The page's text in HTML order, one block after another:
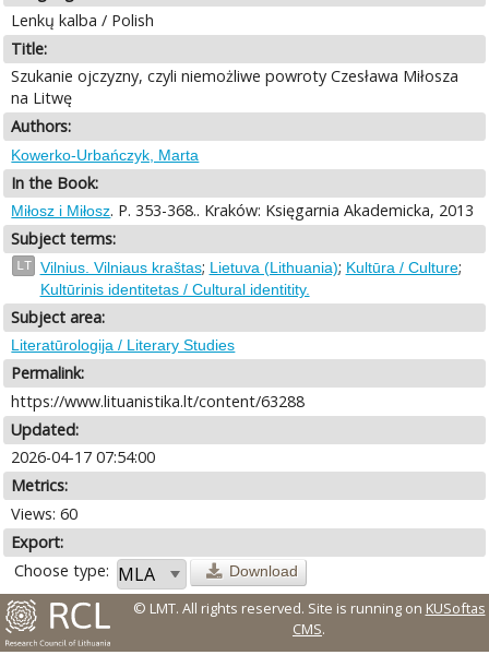
Lenkų kalba / Polish
Title:
Szukanie ojczyzny, czyli niemożliwe powroty Czesława Miłosza
na Litwę
Authors:
Kowerko-Urbańczyk, Marta
In the Book:
Miłosz i Miłosz. P. 353-368.. Kraków: Księgarnia Akademicka, 2013
Subject terms:
LT Vilnius. Vilniaus kraštas; Lietuva (Lithuania); Kultūra / Culture;
Kultūrinis identitetas / Cultural identitity.
Subject area:
Literatūrologija / Literary Studies
Permalink:
https://www.lituanistika.lt/content/63288
Updated:
2026-04-17 07:54:00
Metrics:
Views: 60
Export:
Choose type:
Download
© LMT. All rights reserved. Site is running on KUSoftas
CMS.